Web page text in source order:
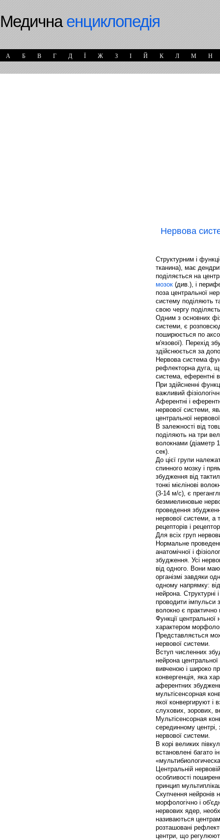
Медичнаенциклопедія
А Б В Г Д Ї Ж З І Й К Л М Н
Нервова
Структурним і
тканина), має
поділяється на
мозок (див.), і
поза центральної
систему поділяють
свою чергу
Одним з основних
системи, є
поширюється по
м'язової). Перехід
здійснюється за
Нервова система
рефлекторна дуга,
система, еферентні
При здійсненні
важливий
Аферентні і
нервової системи,
центральної
В залежності від
поділяють на три
волокнами (діаметр
сек).
До цієї групи
спинного мозку і
збудження від
тонкі мієлінові
(3-14 м/с), є
безмиелиновые
проведення
нервової системи, а
рецепторів і
Для всіх груп
Нормальне
анатомічної і
збудження. Усі
від одного. Вони
організмі завдяки
одному напрямку:
нейрона. Структурні
проводити імпульси
волокно є
Функції
характером
Представляється
нервової системи.
Вступ численних
нейрона
вивченою і широко
конвергенція, яка
аферентних
мультісенсорная
якої конвергируют
слухових, зорових,
Мультісенсорная
серединному центрі,
нервової системи.
В корі великих
встановлені багато
Центральній
особливості
принцип
Скупчення нейронів
морфологічно і
нервових ядер,
називаються
розташовані
центри, що